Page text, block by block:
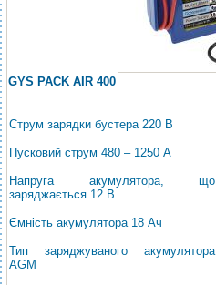
GYS PACK AIR 400
Струм зарядки бустера 220 В
Пусковий струм 480 – 1250 A
Напруга акумулятора, що
заряджається 12 В
Ємність акумулятора 18 Ач
Тип заряджуваного акумулятора
AGM